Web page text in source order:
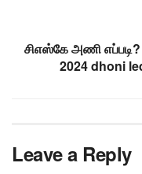
சிஎஸ்கே அணி எப்படி?
2024 dhoni
Leave a Reply